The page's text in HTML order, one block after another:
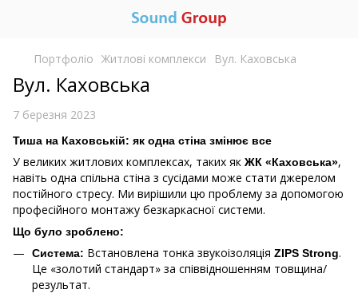
Портфоліо Житлові комплекси Вул. Каховська
Вул. Каховська
7 березня 2023
Тиша на Каховській: як одна стіна змінює все
У великих житлових комплексах, таких як ЖК «Каховська»,
навіть одна спільна стіна з сусідами може стати джерелом
постійного стресу. Ми вирішили цю проблему за допомогою
професійного монтажу безкаркасної системи.
Що було зроблено:
Система: Встановлена тонка звукоізоляція ZIPS Strong.
Це «золотий стандарт» за співвідношенням товщина/
результат.